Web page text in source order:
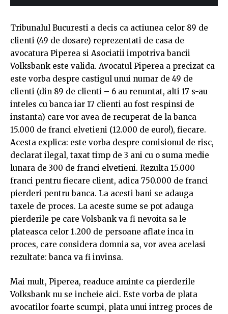
Tribunalul Bucuresti a decis ca actiunea celor 89 de
clienti (49 de dosare) reprezentati de casa de
avocatura Piperea si Asociatii impotriva bancii
Volksbank este valida. Avocatul Piperea a precizat ca
este vorba despre castigul unui numar de 49 de
clienti (din 89 de clienti – 6 au renuntat, alti 17 s-au
inteles cu banca iar 17 clienti au fost respinsi de
instanta) care vor avea de recuperat de la banca
15.000 de franci elvetieni (12.000 de euro!), fiecare.
Acesta explica: este vorba despre comisionul de risc,
declarat ilegal, taxat timp de 3 ani cu o suma medie
lunara de 300 de franci elvetieni. Rezulta 15.000
franci pentru fiecare client, adica 750.000 de franci
pierderi pentru banca. La acesti bani se adauga
taxele de proces. La aceste sume se pot adauga
pierderile pe care Volsbank va fi nevoita sa le
plateasca celor 1.200 de persoane aflate inca in
proces, care considera domnia sa, vor avea acelasi
rezultate: banca va fi invinsa.
Mai mult, Piperea, readuce aminte ca pierderile
Volksbank nu se incheie aici. Este vorba de plata
avocatilor foarte scumpi, plata unui intreg proces de